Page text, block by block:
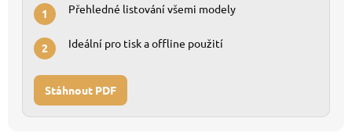
1 Přehledné listování všemi modely
2 Ideální pro tisk a offline použití
Stáhnout PDF